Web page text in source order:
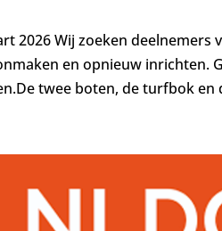
2026 Wij zoeken deelnemers
en opnieuw inrichten.
twee boten, de turfbok en